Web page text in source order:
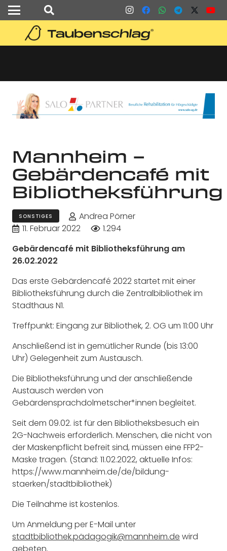
Mannheim –
Gebärdencafé mit
Bibliotheksführung
SONSTIGES
Andrea Pörner
11. Februar 2022
1.294
Gebärdencafé mit Bibliotheksführung am
26.02.2022
Das erste Gebärdencafé 2022 startet mit einer
Bibliotheksführung durch die Zentralbibliothek im
Stadthaus N1.
Treffpunkt: Eingang zur Bibliothek, 2. OG um 11:00 Uhr
Anschließend ist in gemütlicher Runde (bis 13:00
Uhr) Gelegenheit zum Austausch.
Die Bibliotheksführung und der anschließende
Austausch werden von
Gebärdensprachdolmetscher*innen begleitet.
Seit dem 09.02. ist für den Bibliotheksbesuch ein
2G-Nachweis erforderlich. Menschen, die nicht von
der Maskenpflicht befreit sind, müssen eine FFP2-
Maske tragen. (Stand: 11.02.2022, aktuelle Infos:
https://www.mannheim.de/de/bildung-
staerken/stadtbibliothek)
Die Teilnahme ist kostenlos.
Um Anmeldung per E-Mail unter
stadtbibliothek.pädagogik@mannheim.de wird